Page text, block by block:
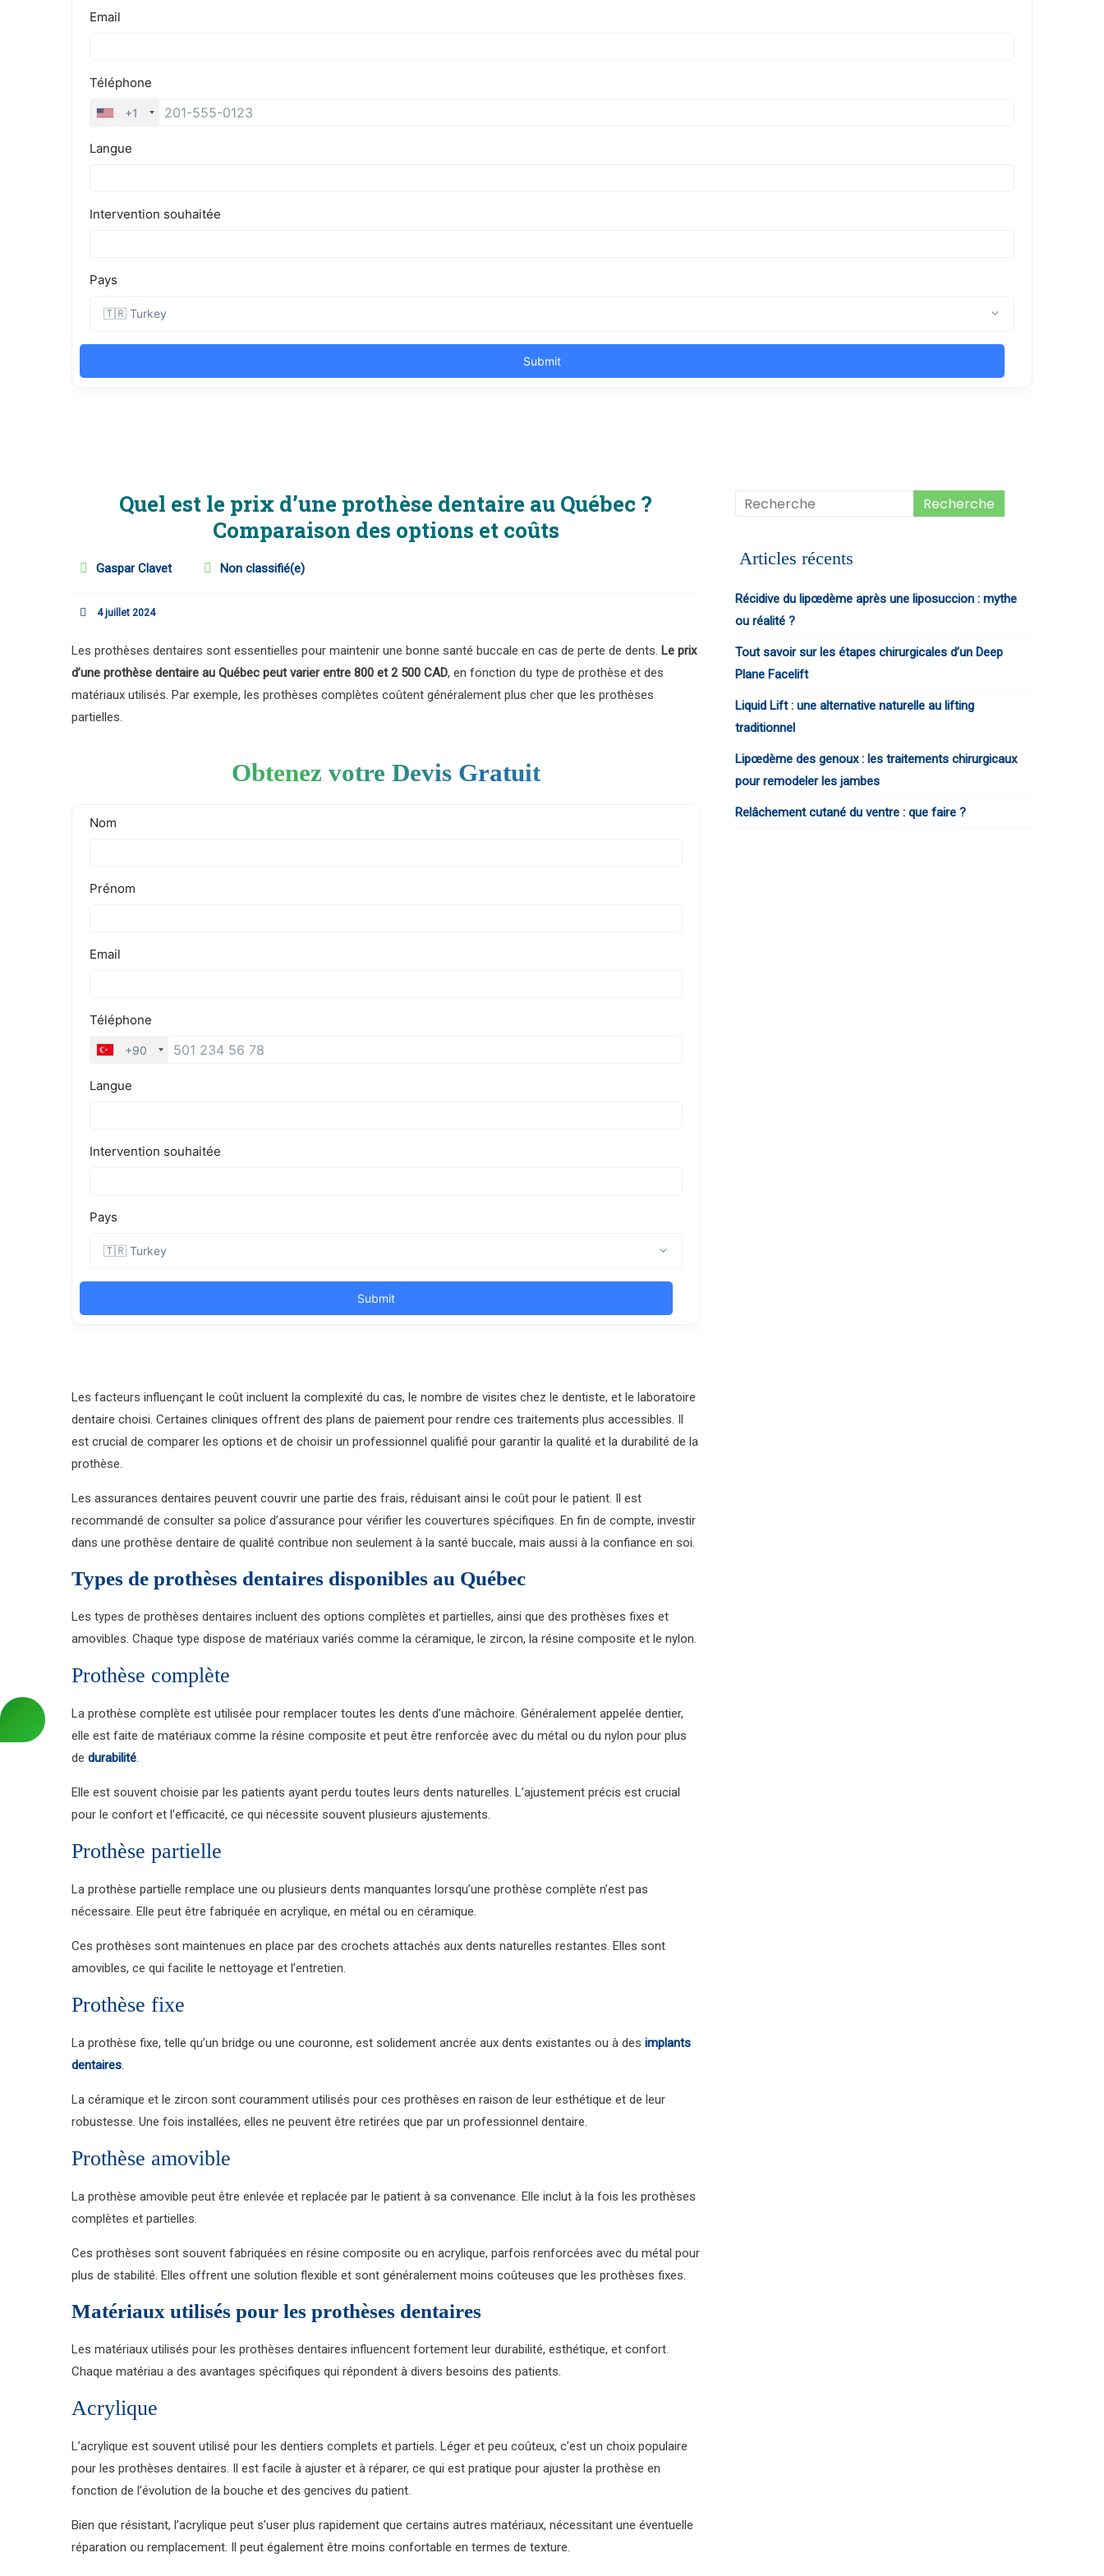
Quel est le prix d’une prothèse dentaire au Québec ?
Comparaison des options et coûts
Gaspar Clavet Non classifié(e)
4 juillet 2024
Les prothèses dentaires sont essentielles pour maintenir une bonne santé buccale en cas de perte de dents. Le prix
d’une prothèse dentaire au Québec peut varier entre 800 et 2 500 CAD, en fonction du type de prothèse et des
matériaux utilisés. Par exemple, les prothèses complètes coûtent généralement plus cher que les prothèses
partielles.
Obtenez votre Devis Gratuit
Les facteurs influençant le coût incluent la complexité du cas, le nombre de visites chez le dentiste, et le laboratoire
dentaire choisi. Certaines cliniques offrent des plans de paiement pour rendre ces traitements plus accessibles. Il
est crucial de comparer les options et de choisir un professionnel qualifié pour garantir la qualité et la durabilité de la
prothèse.
Les assurances dentaires peuvent couvrir une partie des frais, réduisant ainsi le coût pour le patient. Il est
recommandé de consulter sa police d’assurance pour vérifier les couvertures spécifiques. En fin de compte, investir
dans une prothèse dentaire de qualité contribue non seulement à la santé buccale, mais aussi à la confiance en soi.
Types de prothèses dentaires disponibles au Québec
Les types de prothèses dentaires incluent des options complètes et partielles, ainsi que des prothèses fixes et
amovibles. Chaque type dispose de matériaux variés comme la céramique, le zircon, la résine composite et le nylon.
Prothèse complète
La prothèse complète est utilisée pour remplacer toutes les dents d’une mâchoire. Généralement appelée dentier,
elle est faite de matériaux comme la résine composite et peut être renforcée avec du métal ou du nylon pour plus
de durabilité.
Elle est souvent choisie par les patients ayant perdu toutes leurs dents naturelles. L’ajustement précis est crucial
pour le confort et l’efficacité, ce qui nécessite souvent plusieurs ajustements.
Prothèse partielle
La prothèse partielle remplace une ou plusieurs dents manquantes lorsqu’une prothèse complète n’est pas
nécessaire. Elle peut être fabriquée en acrylique, en métal ou en céramique.
Ces prothèses sont maintenues en place par des crochets attachés aux dents naturelles restantes. Elles sont
amovibles, ce qui facilite le nettoyage et l’entretien.
Prothèse fixe
La prothèse fixe, telle qu’un bridge ou une couronne, est solidement ancrée aux dents existantes ou à des implants
dentaires.
La céramique et le zircon sont couramment utilisés pour ces prothèses en raison de leur esthétique et de leur
robustesse. Une fois installées, elles ne peuvent être retirées que par un professionnel dentaire.
Prothèse amovible
La prothèse amovible peut être enlevée et replacée par le patient à sa convenance. Elle inclut à la fois les prothèses
complètes et partielles.
Ces prothèses sont souvent fabriquées en résine composite ou en acrylique, parfois renforcées avec du métal pour
plus de stabilité. Elles offrent une solution flexible et sont généralement moins coûteuses que les prothèses fixes.
Matériaux utilisés pour les prothèses dentaires
Les matériaux utilisés pour les prothèses dentaires influencent fortement leur durabilité, esthétique, et confort.
Chaque matériau a des avantages spécifiques qui répondent à divers besoins des patients.
Acrylique
L’acrylique est souvent utilisé pour les dentiers complets et partiels. Léger et peu coûteux, c’est un choix populaire
pour les prothèses dentaires. Il est facile à ajuster et à réparer, ce qui est pratique pour ajuster la prothèse en
fonction de l’évolution de la bouche et des gencives du patient.
Bien que résistant, l’acrylique peut s’user plus rapidement que certains autres matériaux, nécessitant une éventuelle
réparation ou remplacement. Il peut également être moins confortable en termes de texture.
Articles récents
Récidive du lipœdème après une liposuccion : mythe
ou réalité ?
Tout savoir sur les étapes chirurgicales d’un Deep
Plane Facelift
Liquid Lift : une alternative naturelle au lifting
traditionnel
Lipœdème des genoux : les traitements chirurgicaux
pour remodeler les jambes
Relâchement cutané du ventre : que faire ?